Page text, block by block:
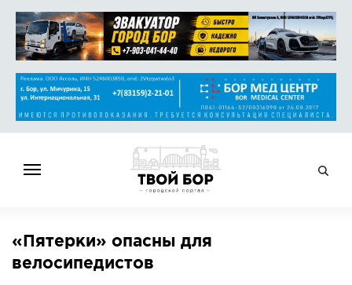
НОВОСТИ
СПРАВОЧНИК
«Пятерки» опасны для
велосипедистов